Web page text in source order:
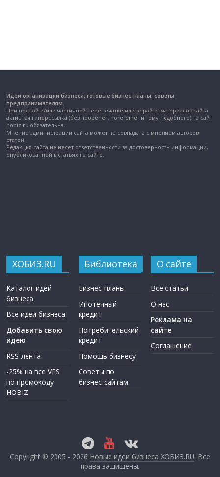
Идеи организации бизнеса, готовые бизнес-планы, советы
предпринимателям.
При полной и/или частичной перепечатке или рерайте материалов сайта
активная гиперссылка (без noopener, noreferrer и тому подобного) на сайт
hobiz.ru обязательна.
Мнение администрации сайта может не совпадать с мнением авторов
статей.
Редакция сайта не несет ответственности за достоверность информации,
опубликованной в статьях на сайте.
ХОБИЗ.RU
Каталог идей
бизнеса
Все идеи бизнеса
Добавить свою
идею
RSS-лента
-25% на все VPS
по промокоду
HOBIZ
Библиотека
Бизнес-планы
Ипотечный
кредит
Потребительский
кредит
Помощь бизнесу
Советы по
бизнес-сайтам
О сайте
Все статьи
О нас
Реклама на
сайте
Соглашение
Copyright © 2005 - 2026 Новые идеи бизнеса ХОБИЗ.RU. Все
права защищены.